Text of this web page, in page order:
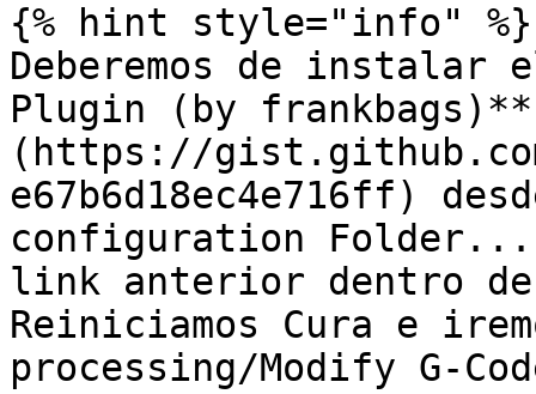
{% hint style="info" %}
Deberemos de instalar
Plugin (by
(https://
e67b6d18ec4e716ff)
configuration
link anterior dentro
Reiniciamos Cura e
processing/Modify G-